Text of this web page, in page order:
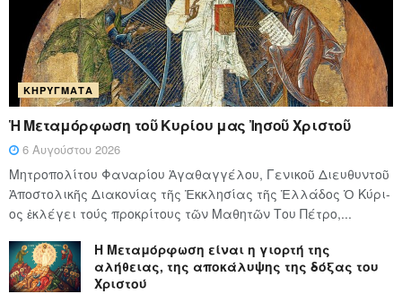
ΚΗΡΎΓΜΑΤΑ
Ἡ Μεταμόρφωση τοῦ Κυρίου μας Ἰησοῦ Χριστοῦ
6 Αυγούστου 2026
Μητροπολίτου Φαναρίου Ἀγαθαγγέλου, Γενικοῦ Διευθυντοῦ
Ἀποστολικῆς Διακονίας τῆς Ἐκκλησίας τῆς Ἑλλάδος Ὁ Κύ­ρι­
ος ἐκλέγει τούς προ­κρί­τους τῶν Μα­θη­τῶν Του Πέ­τρο,...
Η Μεταμόρφωση είναι η γιορτή της
αλήθειας, της αποκάλυψης της δόξας του
Χριστού